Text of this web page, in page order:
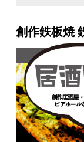
創作鉄板焼